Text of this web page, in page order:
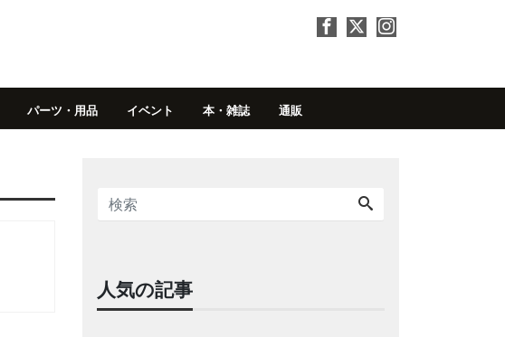
パーツ・用品 イベント 本・雑誌 通販
人気の記事